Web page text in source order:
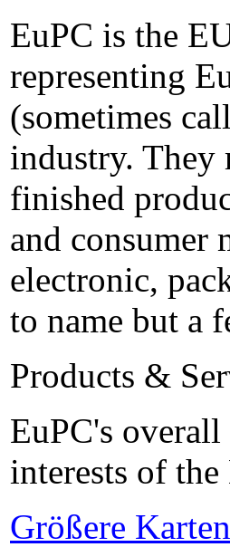
EuPC is the
representing
(sometimes
industry. They
finished
and consumer
electronic,
to name but a
Products &
EuPC's
interests of
Größere